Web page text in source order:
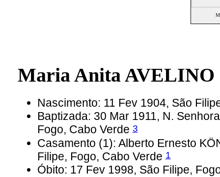
Maria Anita
Nascimento: 11 Fev 1904, São
Baptizada: 30 Mar 1911, N.
Fogo, Cabo Verde3
Casamento (1): Alberto Ernesto
Filipe, Fogo, Cabo Verde1
Óbito: 17 Fev 1998, São Filipe,